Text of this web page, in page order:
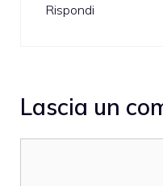
Rispondi
Lascia un